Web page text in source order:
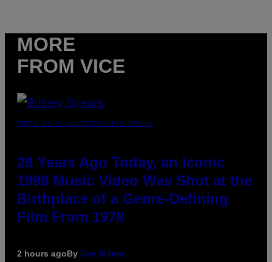
MORE
FROM VICE
PHOTO BY L. BUSACCA/GETTY IMAGES
28 Years Ago Today, an Iconic
1998 Music Video Was Shot at the
Birthplace of a Genre-Defining
Film From 1978
2 hours agoBy Dan Milam